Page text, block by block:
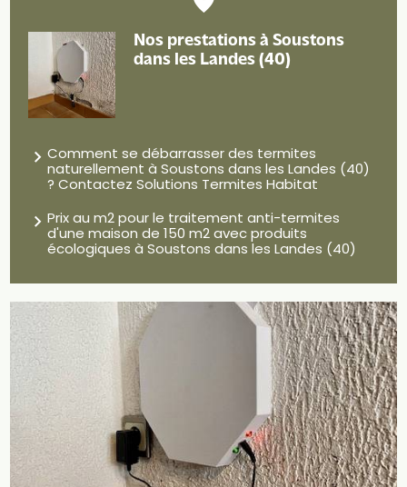
Nos prestations à Soustons
dans les Landes (40)
Comment se débarrasser des termites
naturellement à Soustons dans les Landes (40)
? Contactez Solutions Termites Habitat
Prix au m2 pour le traitement anti-termites
d'une maison de 150 m2 avec produits
écologiques à Soustons dans les Landes (40)